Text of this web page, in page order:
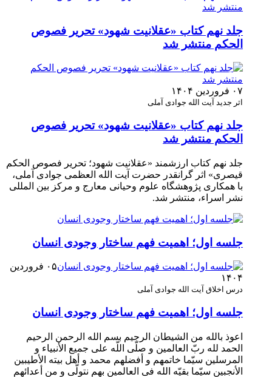
جلد نهم کتاب «عقلانیت شهود» تحریر فصوص
الحکم منتشر شد
۰۷ فروردین ۱۴۰۴
اثر جدید آیت الله جوادی آملی
جلد نهم کتاب «عقلانیت شهود» تحریر فصوص
الحکم منتشر شد
جلد نهم کتاب ارزشمند «عقلانیت شهود؛ تحریر فصوص الحکم
قیصری» اثر گرانقدر حضرت آیت الله العظمی جوادی آملی،
با همکاری پژوهشگاه علوم وحیانی معارج و مرکز بین المللی
نشر اسراء، منتشر شد.
جلسه اول؛ اهمیت فهم ساختار وجودی انسان
۰۵ فروردین
۱۴۰۴
درس اخلاق آیت الله جوادی آملی
جلسه اول؛ اهمیت فهم ساختار وجودی انسان
اعوذ بالله من الشیطان الرجیم بسم الله الرحمن الرحیم
الحمد لله ربّ العالمین و صلّی اللّه علی جمیع الأنبیاء و
المرسلین سیّما خاتمهم و أفضلهم محمد و أهل بیته الأطیبین
الأنجبین سیّما بقیّه الله فی العالمین بهم نتولّی و من أعدائهم